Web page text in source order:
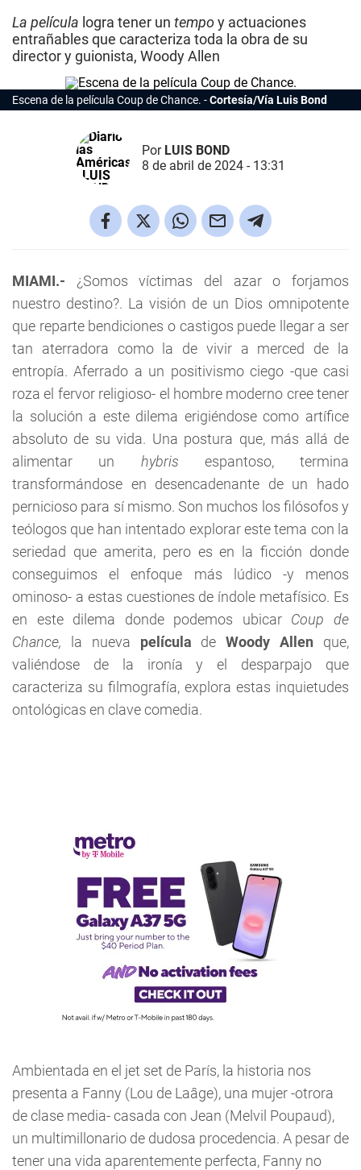
La película logra tener un tempoy actuaciones
entrañables que caracteriza toda la obra de su
director y guionista, Woody Allen
Escena de la película Coup de Chance. Cortesía/Vía Luis Bond
Por LUIS BOND
8 de abril de 2024 - 13:31
MIAMI.- ¿Somos víctimas del azar o forjamos
nuestro destino?. La visión de un Dios omnipotente
que reparte bendiciones o castigos puede llegar a ser
tan aterradora como la de vivir a merced de la
entropía. Aferrado a un positivismo ciego -que casi
roza el fervor religioso- el hombre moderno cree tener
la solución a este dilema erigiéndose como artífice
absoluto de su vida. Una postura que, más allá de
alimentar un hybris espantoso, termina
transformándose en desencadenante de un hado
pernicioso para sí mismo. Son muchos los filósofos y
teólogos que han intentado explorar este tema con la
seriedad que amerita, pero es en la ficción donde
conseguimos el enfoque más lúdico -y menos
ominoso- a estas cuestiones de índole metafísico. Es
en este dilema donde podemos ubicar Coup de
Chance,
la nueva película deWoody Allen que,
valiéndose de la ironía y el desparpajo que
caracteriza su filmografía, explora estas inquietudes
ontológicas en clave comedia.
Ambientada en el jet set de París, la historia nos
presenta a Fanny (Lou de Laâge), una mujer -otrora
de clase media- casada con Jean (Melvil Poupaud),
un multimillonario de dudosa procedencia. A pesar de
tener una vida aparentemente perfecta, Fanny no